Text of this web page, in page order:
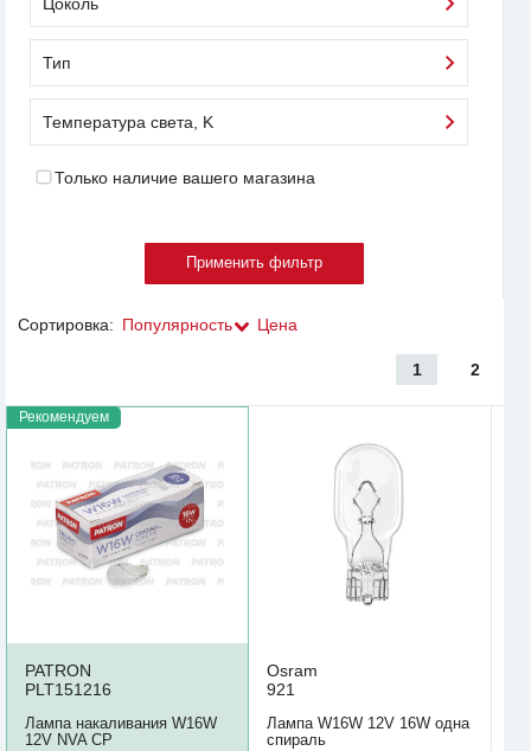
Тип
Температура света, K
Только наличие вашего магазина
Сортировка: Популярность Цена
1 2
Рекомендуем
PATRON
PLT151216
Лампа накаливания W16W
12V NVA CP
Osram
921
Лампа W16W 12V 16W одна
спираль